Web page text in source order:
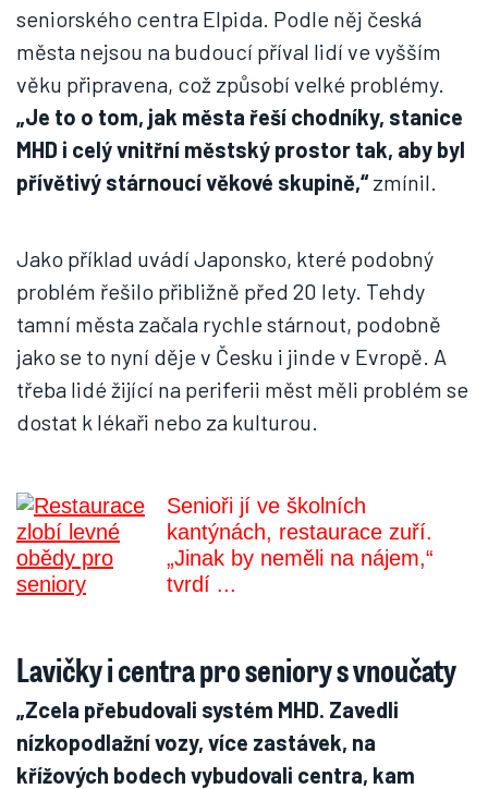
seniorského centra Elpida. Podle něj česká
města nejsou na budoucí příval lidí ve vyšším
věku připravena, což způsobí velké problémy.
„Je to o tom, jak města řeší chodníky, stanice
MHD i celý vnitřní městský prostor tak, aby byl
přívětivý stárnoucí věkové skupině,“zmínil.
Jako příklad uvádí Japonsko, které podobný
problém řešilo přibližně před 20 lety. Tehdy
tamní města začala rychle stárnout, podobně
jako se to nyní děje v Česku i jinde v Evropě. A
třeba lidé žijící na periferii měst měli problém se
dostat k lékaři nebo za kulturou.
Senioři jí ve školních
kantýnách, restaurace zuří.
„Jinak by neměli na nájem,“
tvrdí ...
Lavičky i centra pro seniory s vnoučaty
„Zcela přebudovali systém MHD. Zavedli
nízkopodlažní vozy, více zastávek, na
křížových bodech vybudovali centra, kam